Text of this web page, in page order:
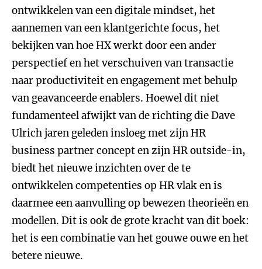
ontwikkelen van een digitale mindset, het
aannemen van een klantgerichte focus, het
bekijken van hoe HX werkt door een ander
perspectief en het verschuiven van transactie
naar productiviteit en engagement met behulp
van geavanceerde enablers. Hoewel dit niet
fundamenteel afwijkt van de richting die Dave
Ulrich jaren geleden insloeg met zijn HR
business partner concept en zijn HR outside-in,
biedt het nieuwe inzichten over de te
ontwikkelen competenties op HR vlak en is
daarmee een aanvulling op bewezen theorieën en
modellen. Dit is ook de grote kracht van dit boek:
het is een combinatie van het gouwe ouwe en het
betere nieuwe.